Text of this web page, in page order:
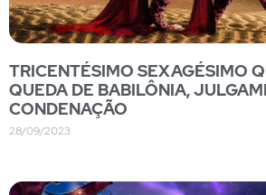
TRICENTÉSIMO SEXAGÉSIMO
QUEDA DE BABILÔNIA,
CONDENAÇÃO
28/09/2023